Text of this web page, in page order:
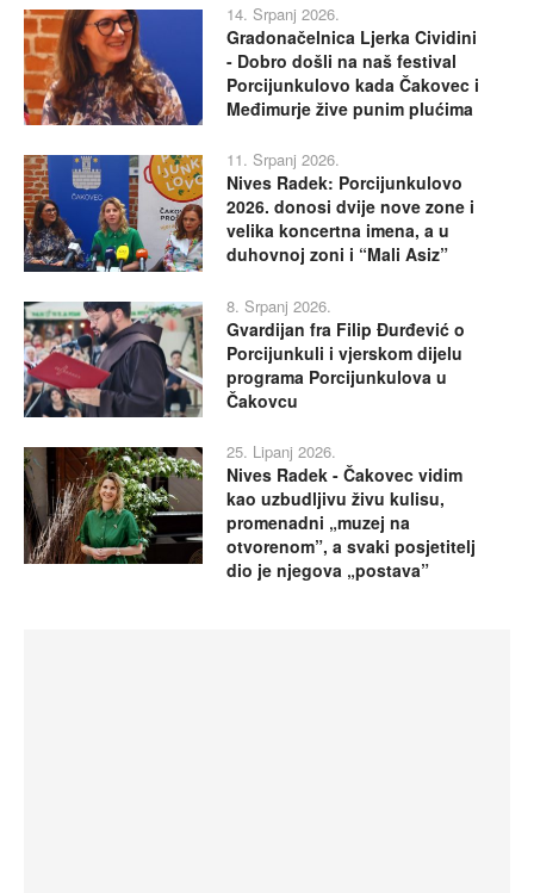
14. Srpanj 2026.
Gradonačelnica Ljerka Cividini
- Dobro došli na naš festival
Porcijunkulovo kada Čakovec i
Međimurje žive punim plućima
11. Srpanj 2026.
Nives Radek: Porcijunkulovo
2026. donosi dvije nove zone i
velika koncertna imena, a u
duhovnoj zoni i “Mali Asiz”
8. Srpanj 2026.
Gvardijan fra Filip Đurđević o
Porcijunkuli i vjerskom dijelu
programa Porcijunkulova u
Čakovcu
25. Lipanj 2026.
Nives Radek - Čakovec vidim
kao uzbudljivu živu kulisu,
promenadni „muzej na
otvorenom”, a svaki posjetitelj
dio je njegova „postava”